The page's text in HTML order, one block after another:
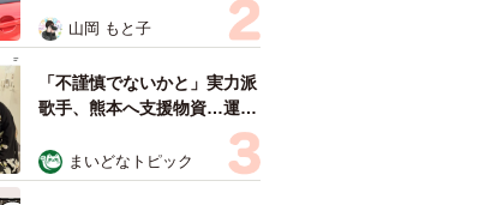
憩まで分刻み… 「大学生で
も組まねえよ！」
山岡 もと子
「不謹慎でないかと」実力派
歌手、熊本へ支援物資…運搬
トラックの車体デザインにた
めらい 「痛いほど伝わる」
「行動され立派」
まいどなトピック